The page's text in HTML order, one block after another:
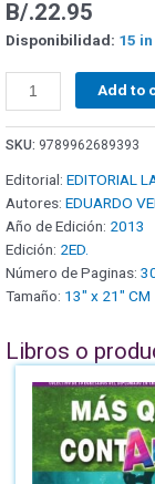
B/.22.95
Disponibilidad: 15
Add to
SKU: 9789962689393
Editorial: EDITORIAL
Autores: EDUARDO
Año de Edición: 2013
Edición: 2ED.
Número de Paginas:
Tamaño: 13" x 21" CM
Libros o